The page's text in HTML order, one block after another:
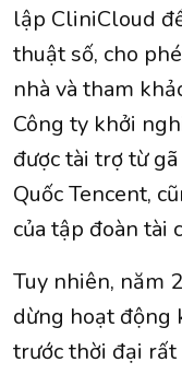
lập CliniCloud
thuật số, cho
nhà và tham
Công ty khởi
được tài trợ từ
Quốc Tencent,
của tập đoàn tài
Tuy nhiên, năm
dừng hoạt động
trước thời đại